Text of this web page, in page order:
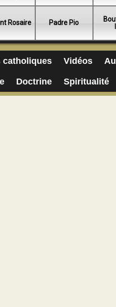
Rosaire Padre Pio
catholiques Vidéos
Doctrine Spiritualité